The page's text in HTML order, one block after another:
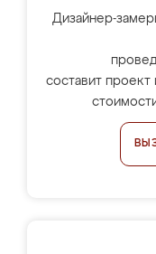
Дизайнер-
составит проект